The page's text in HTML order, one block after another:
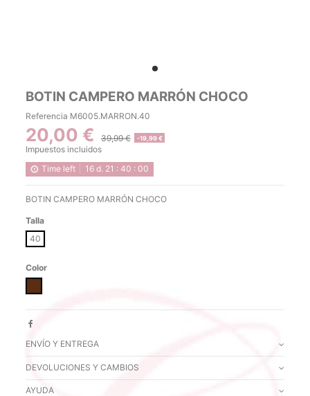
BOTIN CAMPERO MARRÓN CHOCO
Referencia M6005.MARRON.40
20,00 € 39,99 € -19,99 €
Impuestos incluidos
Time left
16d. 21 : 40 : 00
BOTIN CAMPERO MARRÓN CHOCO
Talla
40
Color
ENVÍO Y ENTREGA
DEVOLUCIONES Y CAMBIOS
AYUDA